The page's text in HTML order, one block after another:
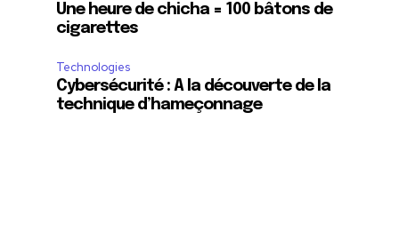
Une heure de chicha = 100 bâtons de
cigarettes
Technologies
Cybersécurité : A la découverte de la
technique d’hameçonnage